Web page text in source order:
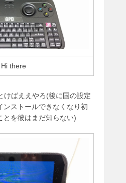
Hi there
けばええやろ(後に国の設定
ンストールできなくなり初
とを彼はまだ知らない)